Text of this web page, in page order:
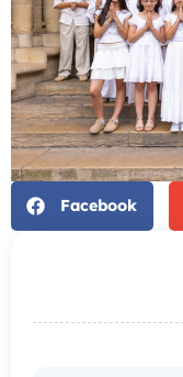
Facebook